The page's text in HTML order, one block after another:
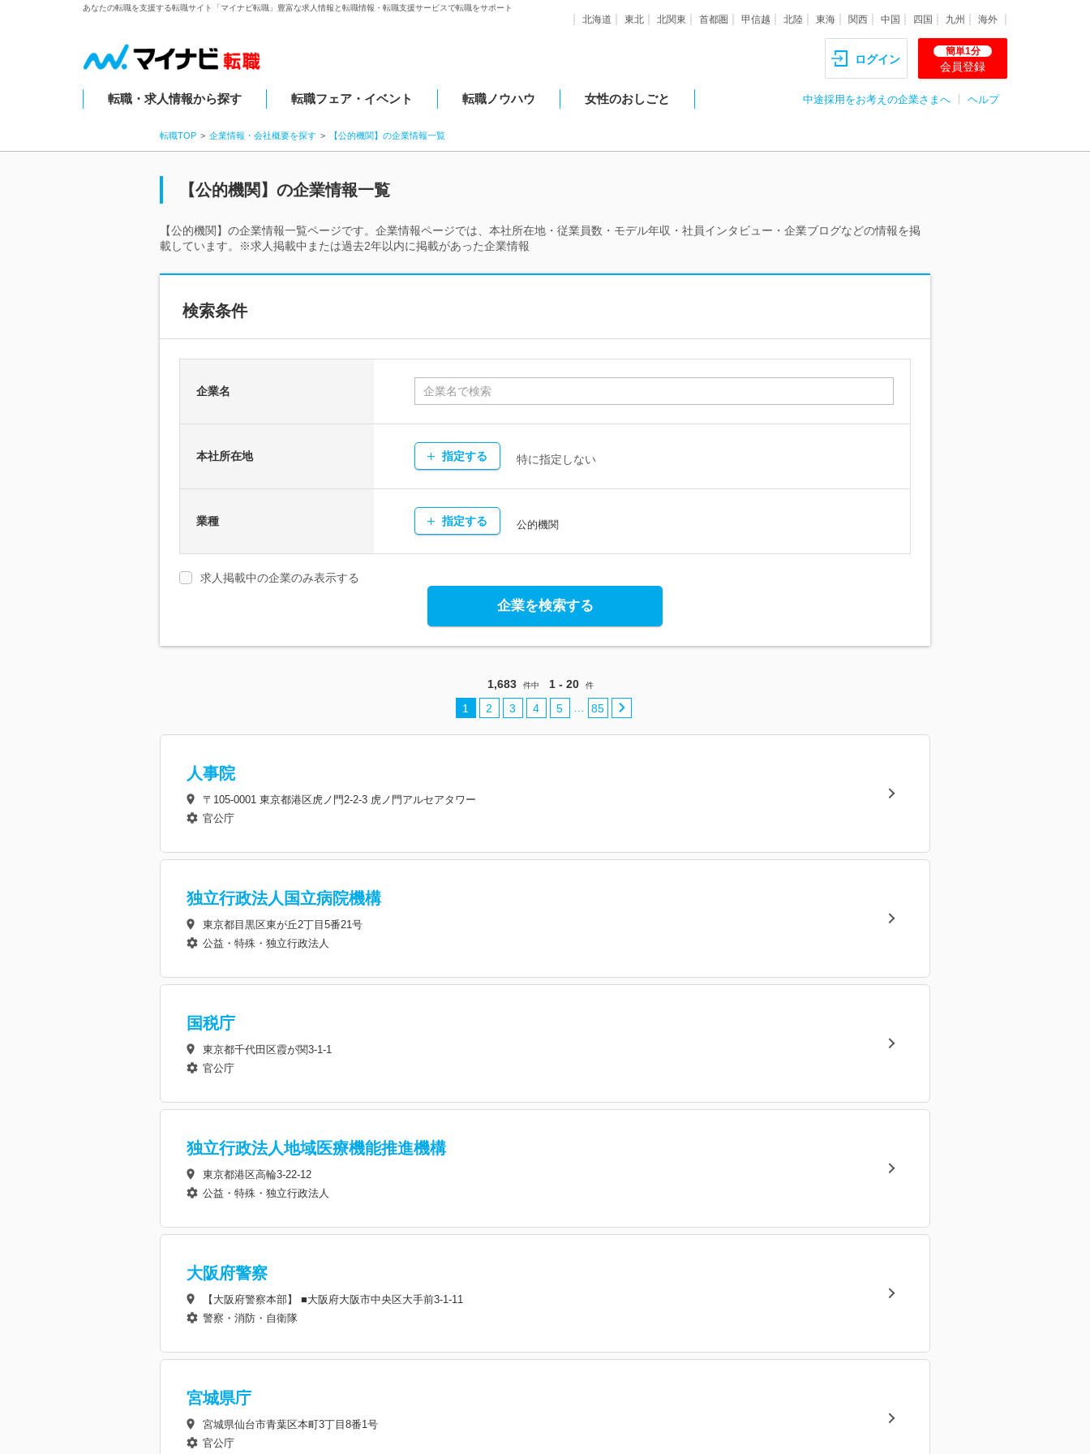
あなたの転職を支援する転職サイト「マイナビ転職」豊富な求人情報と転職情報・転職支援サービスで転職をサポート
北海道 東北 北関東 首都圏 甲信越 北陸 東海 関西 中国 四国 九州 海外
ログイン
簡単1分
会員登録
転職・求人情報から探す 転職フェア・イベント 転職ノウハウ 女性のおしごと 中途採用をお考えの企業さまへ ヘルプ
転職TOP 企業情報・会社概要を探す 【公的機関】の企業情報一覧
【公的機関】の企業情報一覧
【公的機関】の企業情報一覧ページです。企業情報ページでは、本社所在地・従業員数・モデル年収・社員インタビュー・企業ブログなどの情報を掲
載しています。※求人掲載中または過去2年以内に掲載があった企業情報
検索条件
企業名
本社所在地 指定する 特に指定しない
業種 指定する 公的機関
求人掲載中の企業のみ表示する
企業を検索する
1,683 件中 1 - 20 件
1 2 3 4 5 85
人事院
〒105-0001 東京都港区虎ノ門2-2-3 虎ノ門アルセアタワー
官公庁
独立行政法人国立病院機構
東京都目黒区東が丘2丁目5番21号
公益・特殊・独立行政法人
国税庁
東京都千代田区霞が関3-1-1
官公庁
独立行政法人地域医療機能推進機構
東京都港区高輪3-22-12
公益・特殊・独立行政法人
大阪府警察
【大阪府警察本部】 ■大阪府大阪市中央区大手前3-1-11
警察・消防・自衛隊
宮城県庁
宮城県仙台市青葉区本町3丁目8番1号
官公庁